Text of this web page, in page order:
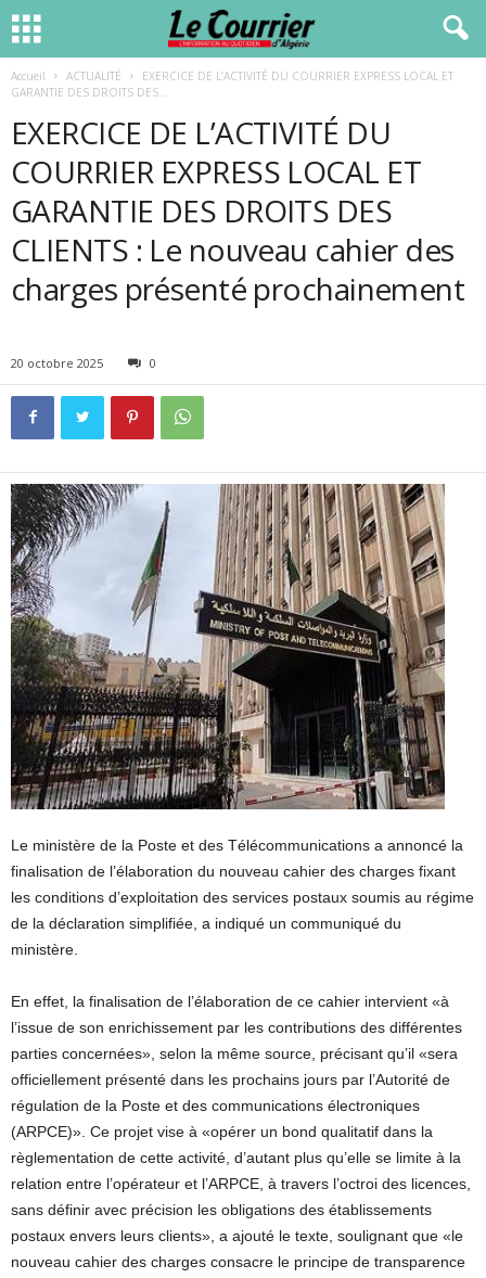
Accueil ACTUALITÉ
EXERCICE DE L’ACTIVITÉ DU COURRIER EXPRESS LOCAL ET
GARANTIE DES DROITS DES...
EXERCICE DE L’ACTIVITÉ DU
COURRIER EXPRESS LOCAL ET
GARANTIE DES DROITS DES
CLIENTS : Le nouveau cahier des
charges présenté prochainement
20 octobre 2025 0
Le ministère de la Poste et des Télécommunications a annoncé la
finalisation de l’élaboration du nouveau cahier des charges fixant
les conditions d’exploitation des services postaux soumis au régime
de la déclaration simplifiée, a indiqué un communiqué du
ministère.
En effet, la finalisation de l’élaboration de ce cahier intervient «à
l’issue de son enrichissement par les contributions des différentes
parties concernées», selon la même source, précisant qu’il «sera
officiellement présenté dans les prochains jours par l’Autorité de
régulation de la Poste et des communications électroniques
(ARPCE)». Ce projet vise à «opérer un bond qualitatif dans la
règlementation de cette activité, d’autant plus qu’elle se limite à la
relation entre l’opérateur et l’ARPCE, à travers l’octroi des licences,
sans définir avec précision les obligations des établissements
postaux envers leurs clients», a ajouté le texte, soulignant que «le
nouveau cahier des charges consacre le principe de transparence